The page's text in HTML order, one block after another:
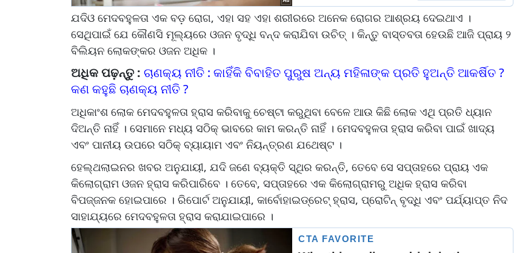
ଯଦିଓ ମେଦବହୁଳତା ଏକ ବଡ଼ ରୋଗ, ଏହା ସହ ଏହା ଶରୀରରେ ଅନେକ ରୋଗର ଆଶ୍ରୟ ଦେଇଥାଏ ।
ସେଥିପାଇଁ ଯେ କୌଣସି ମୂଲ୍ୟରେ ଓଜନ ବୃଦ୍ଧି ବନ୍ଦ କରାଯିବା ଉଚିତ୍ । କିନ୍ତୁ ବାସ୍ତବତା ହେଉଛି ଆଜି ପ୍ରାୟ ୨
ବିଲିୟନ ଲୋକଙ୍କର ଓଜନ ଅଧିକ ।
ଅଧିକ ପଢ଼ନ୍ତୁ : ଚାଣକ୍ୟ ନୀତି : କାହିଁକି ବିବାହିତ ପୁରୁଷ ଅନ୍ୟ ମହିଳାଙ୍କ ପ୍ରତି ହୁଅନ୍ତି ଆକର୍ଷିତ ?
କଣ କହୁଛି ଚାଣକ୍ୟ ନୀତି ?
ଅଧିକାଂଶ ଲୋକ ମେଦବହୁଳତା ହ୍ରାସ କରିବାକୁ ଚେଷ୍ଟା କରୁଥିବା ବେଳେ ଆଉ କିଛି ଲୋକ ଏଥି ପ୍ରତି ଧ୍ୟାନ
ଦିଅନ୍ତି ନାହିଁ । ସେମାନେ ମଧ୍ୟ ସଠିକ୍ ଭାବରେ କାମ କରନ୍ତି ନାହିଁ । ମେଦବହୁଳତା ହ୍ରାସ କରିବା ପାଇଁ ଖାଦ୍ୟ
ଏବଂ ପାନୀୟ ଉପରେ ସଠିକ୍ ବ୍ୟାୟାମ ଏବଂ ନିୟନ୍ତ୍ରଣ ଯଥେଷ୍ଟ ।
ହେଲ୍ଥଲାଇନର ଖବର ଅନୁଯାୟୀ, ଯଦି ଜଣେ ବ୍ୟକ୍ତି ସ୍ଥିର କରନ୍ତି, ତେବେ ସେ ସପ୍ତାହରେ ପ୍ରାୟ ଏକ
କିଲୋଗ୍ରାମ ଓଜନ ହ୍ରାସ କରିପାରିବେ । ତେବେ, ସପ୍ତାହରେ ଏକ କିଲୋଗ୍ରାମରୁ ଅଧିକ ହ୍ରାସ କରିବା
ବିପଜ୍ଜନକ ହୋଇପାରେ । ରିପୋର୍ଟ ଅନୁଯାୟୀ, କାର୍ବୋହାଇଡ୍ରେଟ୍ ହ୍ରାସ, ପ୍ରୋଟିନ୍ ବୃଦ୍ଧି ଏବଂ ପର୍ଯ୍ୟାପ୍ତ ନିଦ
ସାହାଯ୍ୟରେ ମେଦବହୁଳତା ହ୍ରାସ କରାଯାଇପାରେ ।